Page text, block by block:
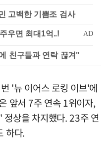
고백한 기쁨조 검사
친구들과 연락 끊겨"
'뉴 이어스 로킹 이브'에
앞서 7주 연속 1위이자,
상을 차지했다. 23주 연
하다.